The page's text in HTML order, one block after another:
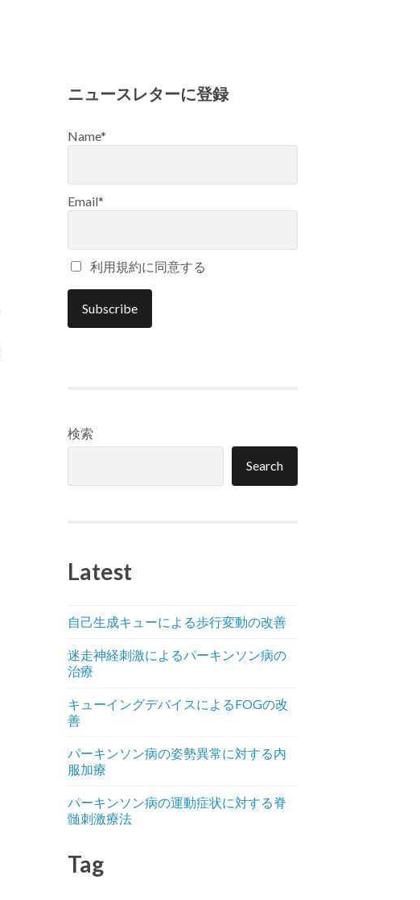
ニュースレターに登録
Name*
Email*
利用規約に同意する
検索
Search
Latest
自己生成キューによる歩行変動の改善
迷走神経刺激によるパーキンソン病の
治療
キューイングデバイスによるFOGの改
善
パーキンソン病の姿勢異常に対する内
服加療
パーキンソン病の運動症状に対する脊
髄刺激療法
Tag